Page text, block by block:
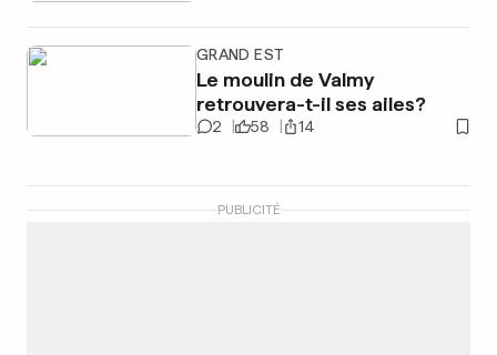
GRAND EST
Le moulin de Valmy
retrouvera-t-il ses ailes?
2 58 14
PUBLICITÉ